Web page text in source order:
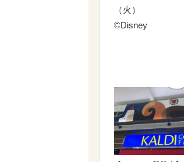
（火）
©Disney